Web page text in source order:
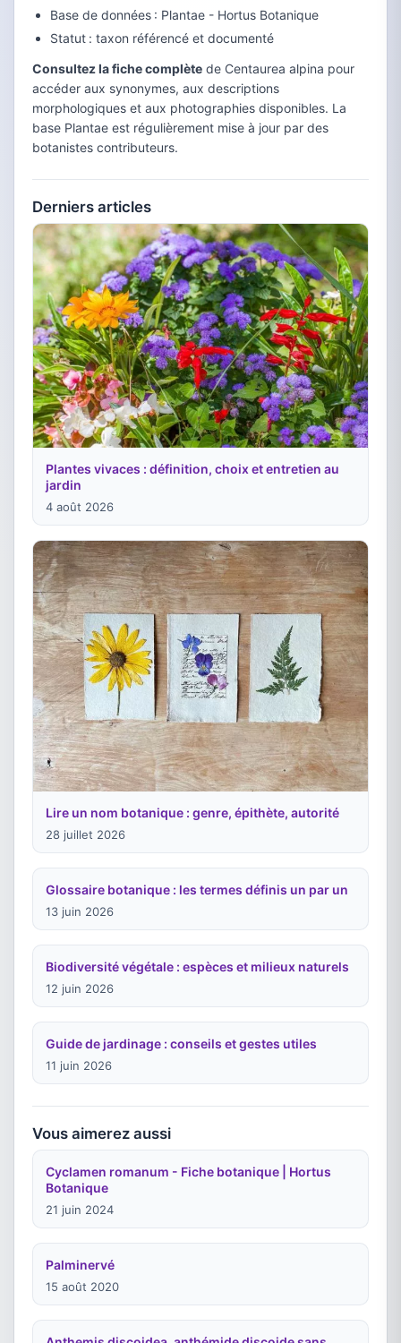
Base de données : Plantae - Hortus Botanique
Statut : taxon référencé et documenté
Consultez la fiche complète de Centaurea alpina pour
accéder aux synonymes, aux descriptions
morphologiques et aux photographies disponibles. La
base Plantae est régulièrement mise à jour par des
botanistes contributeurs.
Derniers articles
Plantes vivaces : définition, choix et entretien au
jardin
4 août 2026
Lire un nom botanique : genre, épithète, autorité
28 juillet 2026
Glossaire botanique : les termes définis un par un
13 juin 2026
Biodiversité végétale : espèces et milieux naturels
12 juin 2026
Guide de jardinage : conseils et gestes utiles
11 juin 2026
Vous aimerez aussi
Cyclamen romanum - Fiche botanique | Hortus
Botanique
21 juin 2024
Palminervé
15 août 2020